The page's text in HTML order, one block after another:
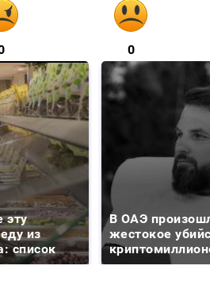
0
эту
из
список
В ОАЭ
жестокое